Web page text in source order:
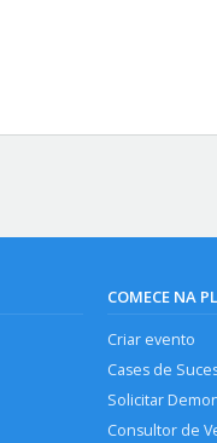
COMECE NA
Criar evento
Cases de
Solicitar
Consultor de